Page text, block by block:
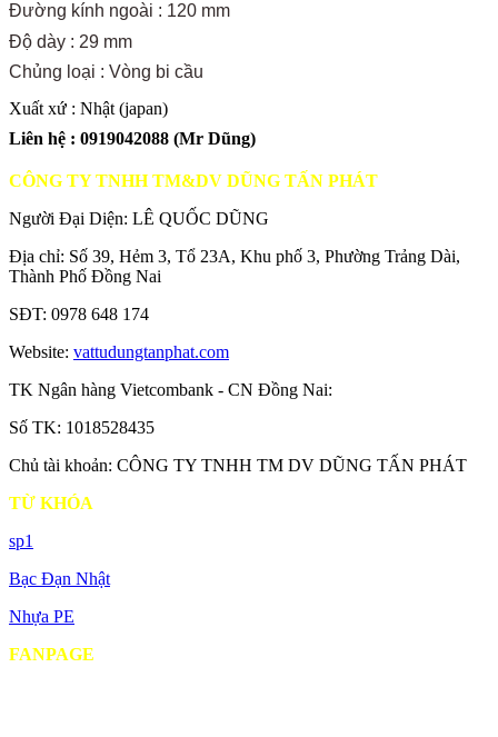
Đường kính ngoài : 120 mm
Độ dày : 29 mm
Chủng loại : Vòng bi cầu
Xuất xứ : Nhật (japan)
Liên hệ : 0919042088 (Mr Dũng)
CÔNG TY TNHH TM&DV DŨNG TẤN PHÁT
Người Đại Diện: LÊ QUỐC DŨNG
Địa chỉ: Số 39, Hẻm 3, Tổ 23A, Khu phố 3, Phường Trảng Dài,
Thành Phố Đồng Nai
SĐT: 0978 648 174
Website: vattudungtanphat.com
TK Ngân hàng Vietcombank - CN Đồng Nai:
Số TK: 1018528435
Chủ tài khoản: CÔNG TY TNHH TM DV DŨNG TẤN PHÁT
TỪ KHÓA
sp1
Bạc Đạn Nhật
Nhựa PE
FANPAGE